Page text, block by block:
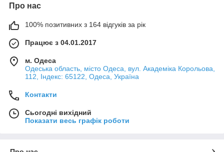
Про нас
100% позитивних з 164 відгуків за рік
Працює з 04.01.2017
м. Одеса
Одеська область, місто Одеса, вул. Академіка Корольова,
112, Індекс: 65122, Одеса, Україна
Контакти
Сьогодні вихідний
Показати весь графік роботи